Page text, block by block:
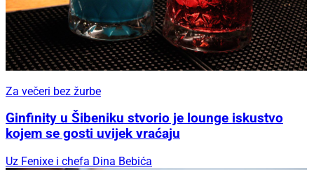
Za večeri bez žurbe
Ginfinity u Šibeniku stvorio je lounge iskustvo
kojem se gosti uvijek vraćaju
Uz Fenixe i chefa Dina Bebića